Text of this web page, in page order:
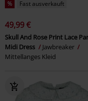
% Fast ausverkauft
49,99 €
Skull And Rose Print Lace
Midi Dress
Jawbreaker
Mittellanges Kleid